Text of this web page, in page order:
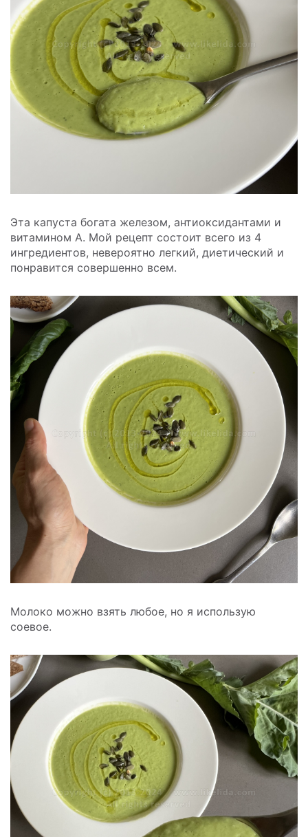
Эта капуста богата железом, антиоксидантами и
витамином А. Мой рецепт состоит всего из 4
ингредиентов, невероятно легкий, диетический и
понравится совершенно всем.
Молоко можно взять любое, но я использую
соевое.